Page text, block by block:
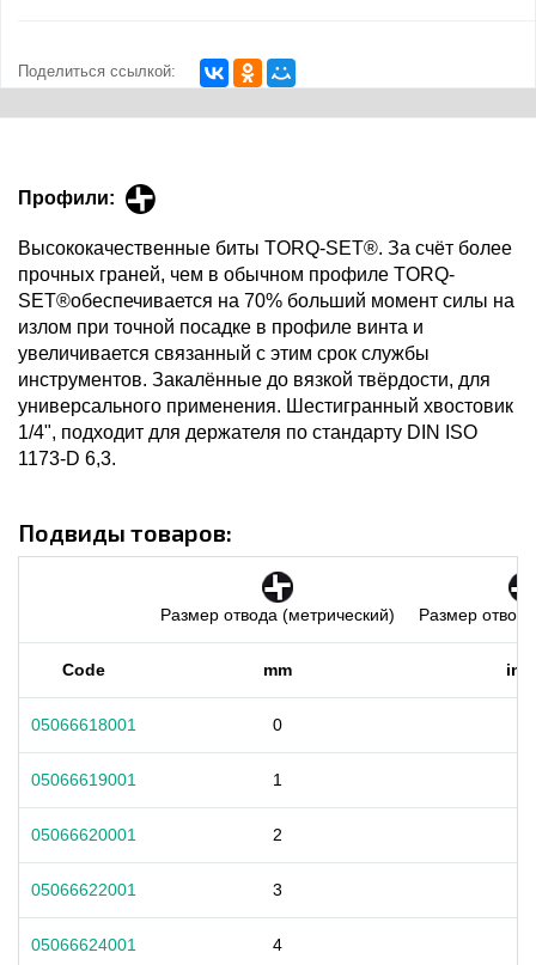
Поделиться ссылкой:
Профили:
Высококачественные биты TORQ-SET®. За счёт более
прочных граней, чем в обычном профиле TORQ-
SET®обеспечивается на 70% больший момент силы на
излом при точной посадке в профиле винта и
увеличивается связанный с этим срок службы
инструментов. Закалённые до вязкой твёрдости, для
универсального применения. Шестигранный хвостовик
1/4", подходит для держателя по стандарту DIN ISO
1173-D 6,3.
Подвиды товаров:
Размер отвода (метрический) Размер
Code mm
05066618001 0
05066619001 1
05066620001 2
05066622001 3
05066624001 4